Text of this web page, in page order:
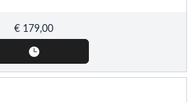
€ 179,00